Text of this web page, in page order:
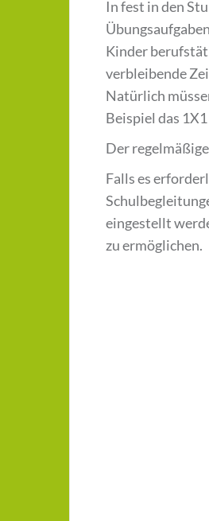
In fest in den
Kinder
verbleibende
Natürlich
Beispiel das
Der
Falls es
eingestellt
zu ermöglichen.